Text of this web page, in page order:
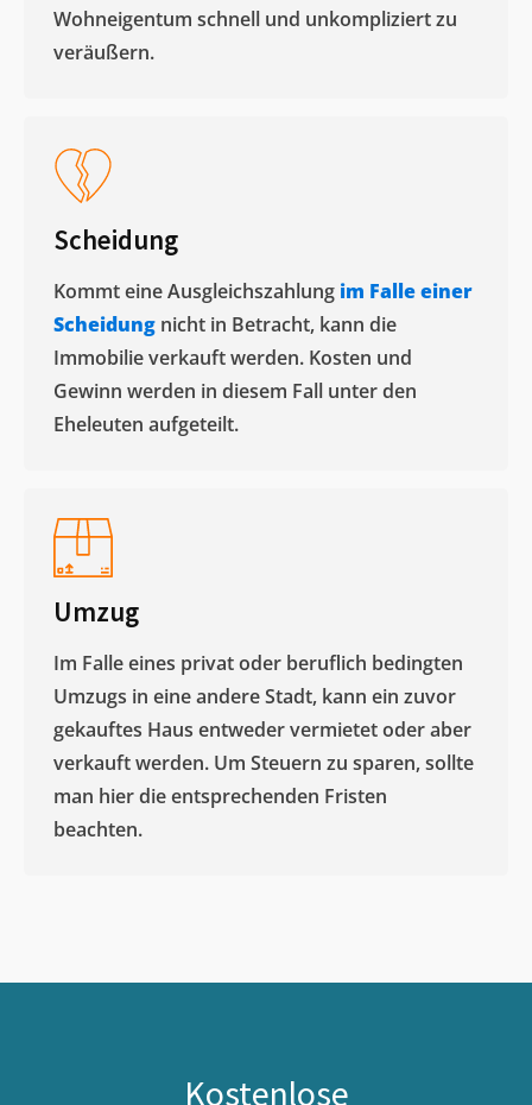
Wohneigentum schnell und unkompliziert zu
veräußern. ​
Scheidung
Kommt eine Ausgleichszahlung im Falle einer
Scheidung nicht in Betracht, kann die
Immobilie verkauft werden. Kosten und
Gewinn werden in diesem Fall unter den
Eheleuten aufgeteilt.​
Umzug
Im Falle eines privat oder beruflich bedingten
Umzugs in eine andere Stadt, kann ein zuvor
gekauftes Haus entweder vermietet oder aber
verkauft werden. Um Steuern zu sparen, sollte
man hier die entsprechenden Fristen
beachten.
Kostenlose